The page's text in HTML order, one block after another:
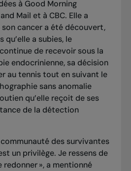
à Good Morning
Mail et à CBC. Elle a
cancer a été découvert,
qu’elle a subies, le
de recevoir sous la
endocrinienne, sa décision
au tennis tout en suivant le
sans anomalie
qu’elle reçoit de ses
de la détection
des survivantes
un privilège. Je ressens de
redonner », a mentionné